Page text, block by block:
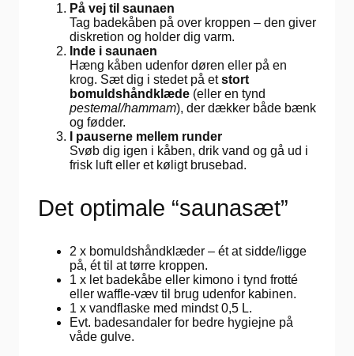
På vej til saunaen
Tag badekåben på over kroppen – den giver
diskretion og holder dig varm.
Inde i saunaen
Hæng kåben udenfor døren eller på en
krog. Sæt dig i stedet på etstort
bomuldshåndklæde (eller en tynd
pestemal/hammam), der dækker både bænk
og fødder.
I pauserne mellem runder
Svøb dig igen i kåben, drik vand og gå ud i
frisk luft eller et køligt brusebad.
Det optimale “saunasæt”
2 x bomuldshåndklæder – ét at sidde/ligge
på, ét til at tørre kroppen.
1 x let badekåbe eller kimono i tynd frotté
eller waffle-væv til brug udenfor kabinen.
1 x vandflaske med mindst 0,5 L.
Evt. badesandaler for bedre hygiejne på
våde gulve.